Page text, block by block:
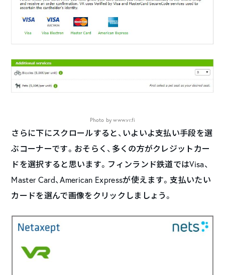
Photo by www.vr.fi
さらに下にスクロールすると、いよいよ支払い手段を選
ぶコーナーです。おそらく、多くの方がクレジットカー
ドを選択すると思います。フィンランド鉄道ではVisa、
Master Card、American Expressが使えます。支払いたい
カードを選んで画像をクリックしましょう。